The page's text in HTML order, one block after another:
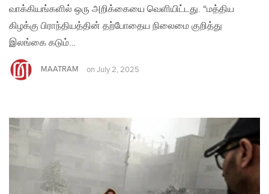
வாக்கியங்களில் ஒரு அறிக்கையை வெளியிட்டது. “மத்திய
கிழக்கு பிராந்தியத்தின் தற்போதைய நிலைமை குறித்து
இலங்கை கடும்…
MAATRAM on July 2, 2025